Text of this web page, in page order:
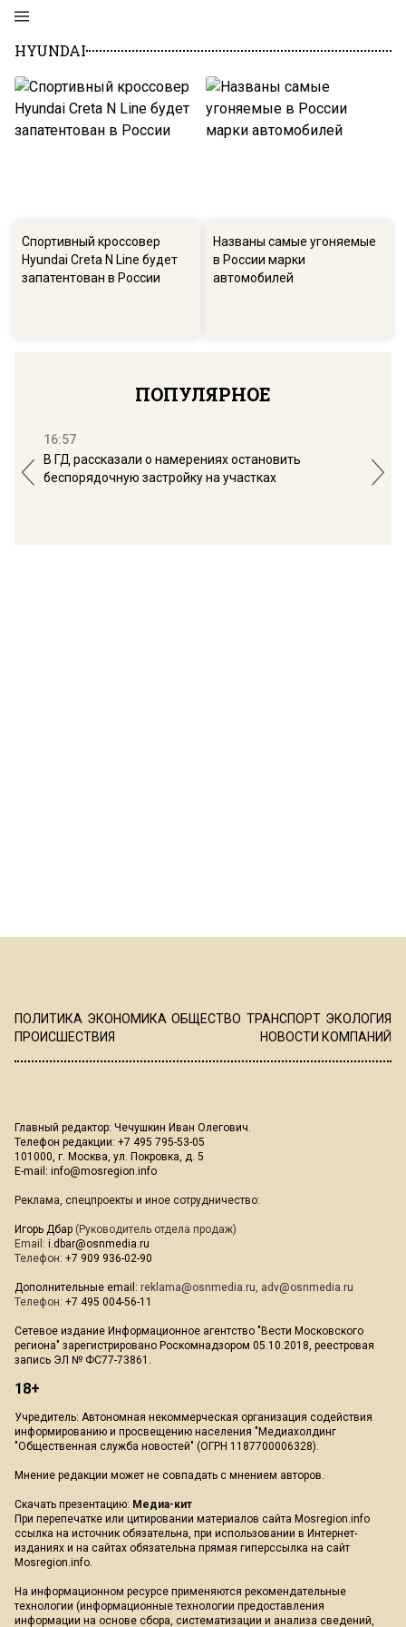
HYUNDAI
Спортивный кроссовер
Hyundai Creta N Line будет
запатентован в России
Названы самые угоняемые
в России марки
автомобилей
ПОПУЛЯРНОЕ
16:57
В ГД рассказали о намерениях остановить
беспорядочную застройку на участках
ПОЛИТИКА ЭКОНОМИКА ОБЩЕСТВО ТРАНСПОРТ ЭКОЛОГИЯ
ПРОИСШЕСТВИЯ
НОВОСТИ КОМПАНИЙ
Главный редактор: Чечушкин Иван Олегович.
Телефон редакции: +7 495 795-53-05
101000, г. Москва, ул. Покровка, д. 5
E-mail: info@mosregion.info
Реклама, спецпроекты и иное сотрудничество:
Игорь Дбар (Руководитель отдела продаж)
Email: i.dbar@osnmedia.ru
Телефон: +7 909 936-02-90
Дополнительные email: reklama@osnmedia.ru, adv@osnmedia.ru
Телефон: +7 495 004-56-11
Сетевое издание Информационное агентство "Вести Московского
региона" зарегистрировано Роскомнадзором 05.10.2018, реестровая
запись ЭЛ № ФС77-73861.
18+
Учредитель: Автономная некоммерческая организация содействия
информированию и просвещению населения "Медиахолдинг
"Общественная служба новостей" (ОГРН 1187700006328).
Мнение редакции может не совпадать с мнением авторов.
Скачать презентацию: Медиа-кит
При перепечатке или цитировании материалов сайта Mosregion.info
ссылка на источник обязательна, при использовании в Интернет-
изданиях и на сайтах обязательна прямая гиперссылка на сайт
Mosregion.info.
На информационном ресурсе применяются рекомендательные
технологии (информационные технологии предоставления
информации на основе сбора, систематизации и анализа сведений,